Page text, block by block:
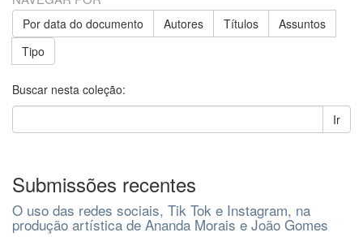
Por data do documento Autores Títulos
Assuntos
Tipo
Buscar nesta coleção:
Ir
Submissões recentes
O uso das redes sociais, Tik Tok e Instagram, na
produção artística de Ananda Morais e João Gomes